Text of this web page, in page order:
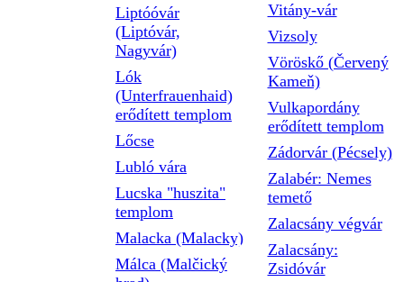
Liptóóvár
(Liptóvár,
Nagyvár)
Lók
(Unterfrauenhaid)
erődített templom
Lőcse
Lubló vára
Lucska "huszita"
templom
Malacka (Malacky)
Málca (Malčický
Vitány-vár
Vizsoly
Vöröskő (Červený
Kameň)
Vulkapordány
erődített templom
Zádorvár (Pécsely)
Zalabér: Nemes
temető
Zalacsány végvár
Zalacsány:
Zsidóvár